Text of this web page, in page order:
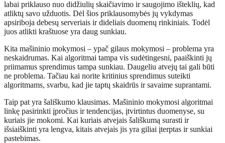
labai priklauso nuo didžiulių skaičiavimo ir saugojimo išteklių, kad
atliktų savo užduotis. Dėl šios priklausomybės jų vykdymas
apsiriboja debesų serveriais ir dideliais duomenų rinkiniais. Todėl
juos atlikti kraštuose yra daug sunkiau.
Kita mašininio mokymosi – ypač gilaus mokymosi – problema yra
neskaidrumas. Kai algoritmai tampa vis sudėtingesni, paaiškinti jų
priimamus sprendimus tampa sunkiau. Daugeliu atvejų tai gali būti
ne problema. Tačiau kai norite kritinius sprendimus suteikti
algoritmams, svarbu, kad jie taptų skaidrūs ir savaime suprantami.
Taip pat yra šališkumo klausimas. Mašininio mokymosi algoritmai
linkę pasirinkti įpročius ir tendencijas, įtvirtintus duomenyse, su
kuriais jie mokomi. Kai kuriais atvejais šališkumą surasti ir
išsiaiškinti yra lengva, kitais atvejais jis yra giliai įterptas ir sunkiai
pastebimas.